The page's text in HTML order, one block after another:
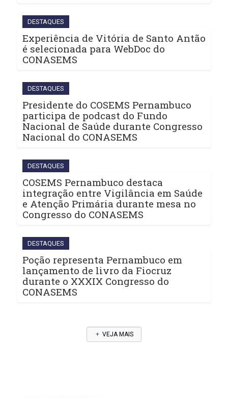
DESTAQUES
Experiência de Vitória de Santo Antão
é selecionada para WebDoc do
CONASEMS
DESTAQUES
Presidente do COSEMS Pernambuco
participa de podcast do Fundo
Nacional de Saúde durante Congresso
Nacional do CONASEMS
DESTAQUES
COSEMS Pernambuco destaca
integração entre Vigilância em Saúde
e Atenção Primária durante mesa no
Congresso do CONASEMS
DESTAQUES
Poção representa Pernambuco em
lançamento de livro da Fiocruz
durante o XXXIX Congresso do
CONASEMS
VEJA MAIS